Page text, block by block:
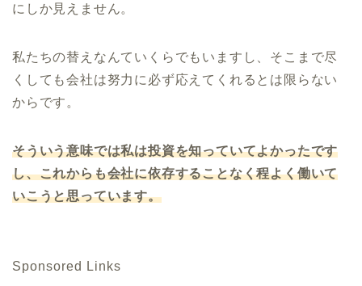
にしか見えません。
私たちの替えなんていくらでもいますし、そこまで尽
くしても会社は努力に必ず応えてくれるとは限らない
からです。
そういう意味では私は投資を知っていてよかったです
し、これからも会社に依存することなく程よく働いて
いこうと思っています。
Sponsored Links